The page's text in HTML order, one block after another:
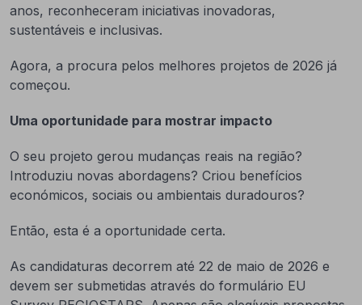
anos, reconheceram iniciativas inovadoras,
sustentáveis e inclusivas.
Agora, a procura pelos melhores projetos de 2026 já
começou.
Uma oportunidade para mostrar impacto
O seu projeto gerou mudanças reais na região?
Introduziu novas abordagens? Criou benefícios
económicos, sociais ou ambientais duradouros?
Então, esta é a oportunidade certa.
As candidaturas decorrem até 22 de maio de 2026 e
devem ser submetidas através do formulário EU